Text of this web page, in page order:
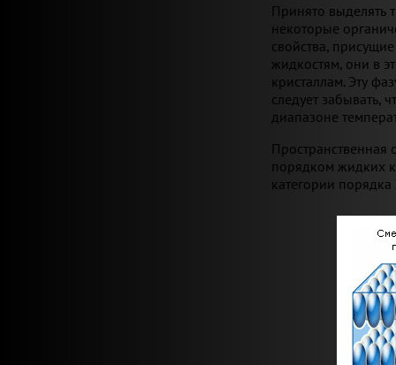
Принято выделять
некоторые
свойства,
жидкостям, они в
кристаллам. Эту
следует забывать,
диапазоне
порядком жидких
категории